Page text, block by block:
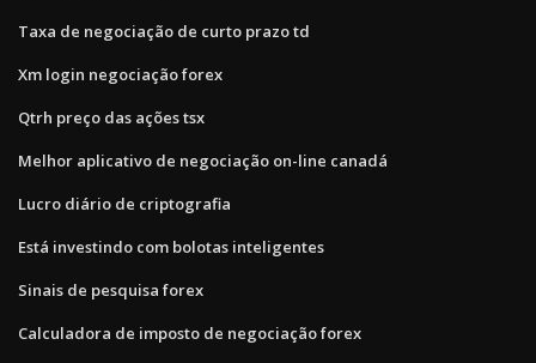
Taxa de negociação de curto prazo td
Xm login negociação forex
Qtrh preço das ações tsx
Melhor aplicativo de negociação on-line canadá
Lucro diário de criptografia
Está investindo com bolotas inteligentes
Sinais de pesquisa forex
Calculadora de imposto de negociação forex